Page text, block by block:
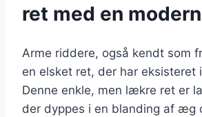
ret med en
Arme riddere, også kendt som
en elsket ret, der har eksisteret
Denne enkle, men lækre ret er
der dyppes i en blanding af æg